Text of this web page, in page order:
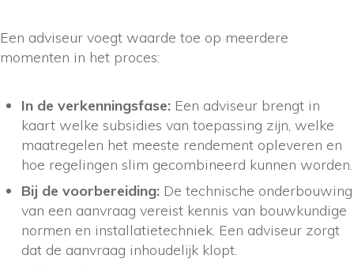
Een adviseur voegt waarde toe op meerdere
momenten in het proces:
In de verkenningsfase: Een adviseur brengt in
kaart welke subsidies van toepassing zijn, welke
maatregelen het meeste rendement opleveren en
hoe regelingen slim gecombineerd kunnen worden.
Bij de voorbereiding: De technische onderbouwing
van een aanvraag vereist kennis van bouwkundige
normen en installatietechniek. Een adviseur zorgt
dat de aanvraag inhoudelijk klopt.